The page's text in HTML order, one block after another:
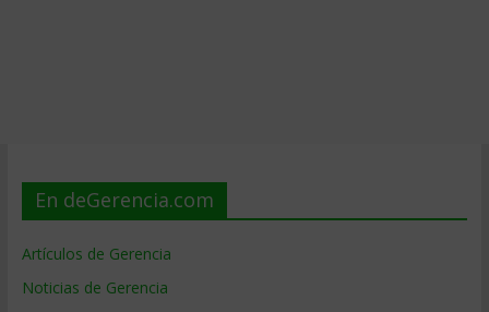
En deGerencia.com
Artículos de Gerencia
Noticias de Gerencia